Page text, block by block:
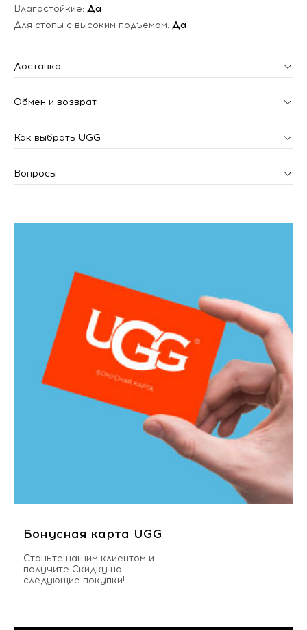
Влагостойкие: Да
Для стопы с высоким подъемом: Да
Доставка
Обмен и возврат
Как выбрать UGG
Вопросы
Бонусная карта UGG
Станьте нашим клиентом и
получите Скидку на
следующие покупки!